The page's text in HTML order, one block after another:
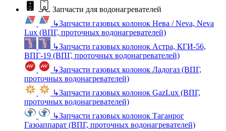
Запчасти для водонагревателей
↳Запчасти газовых колонок Нева / Neva, Neva
Lux (ВПГ, проточных водонагревателей)
↳Запчасти газовых колонок Астра, КГИ-56,
ВПГ-19 (ВПГ, проточных водонагревателей)
↳Запчасти газовых колонок Ладогаз (ВПГ,
проточных водонагревателей)
↳Запчасти газовых колонок GazLux (ВПГ,
проточных водонагревателей)
↳Запчасти газовых колонок Таганрог
Газоаппарат (ВПГ, проточных водонагревателей)